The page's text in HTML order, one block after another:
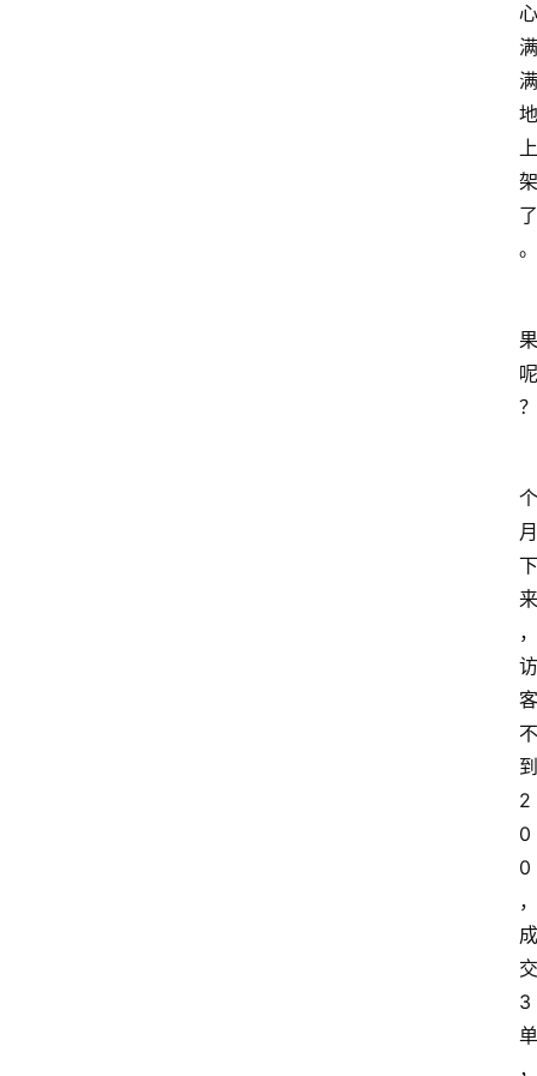
心
满
满
地
上
架
了
。
果
呢
？
个
月
下
来
，
访
客
不
到
2
0
0
，
成
交
3
单
，